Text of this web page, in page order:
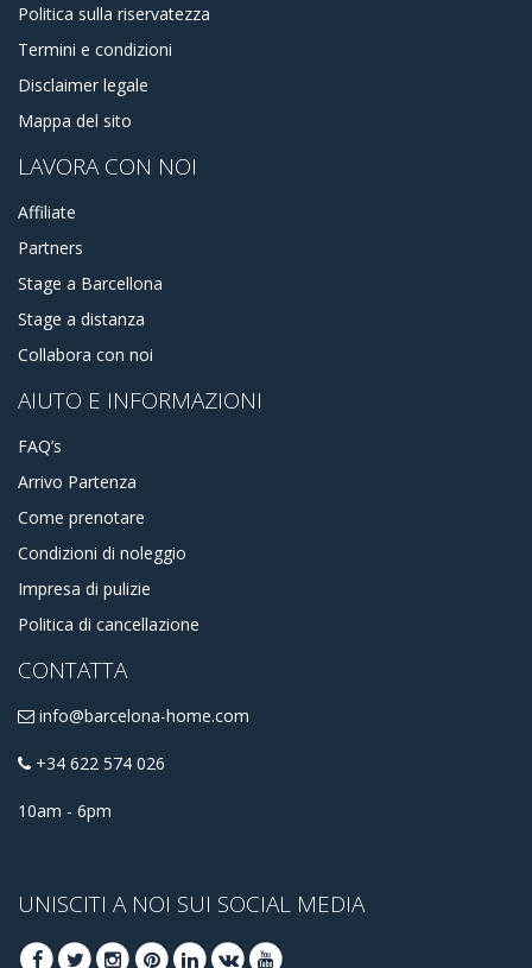
Politica sulla riservatezza
Termini e condizioni
Disclaimer legale
Mappa del sito
LAVORA CON NOI
Affiliate
Partners
Stage a Barcellona
Stage a distanza
Collabora con noi
AIUTO E INFORMAZIONI
FAQ’s
Arrivo Partenza
Come prenotare
Condizioni di noleggio
Impresa di pulizie
Politica di cancellazione
CONTATTA
info@barcelona-home.com
+34 622 574 026
10am - 6pm
UNISCITI A NOI SUI SOCIAL MEDIA